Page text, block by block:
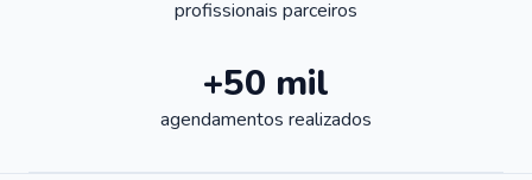
profissionais parceiros
+50 mil
agendamentos realizados